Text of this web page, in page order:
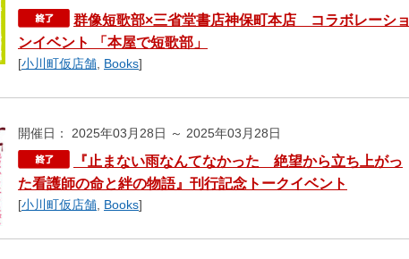
群像短歌部×三省堂書店神保町本店 コラボレーショ
ンイベント 「本屋で短歌部」
[小川町仮店舗 Books]
開催日： 2025年03月28日 ～ 2025年03月28日
『止まない雨なんてなかった 絶望から立ち上がっ
た看護師の命と絆の物語』刊行記念トークイベント
[小川町仮店舗 Books]